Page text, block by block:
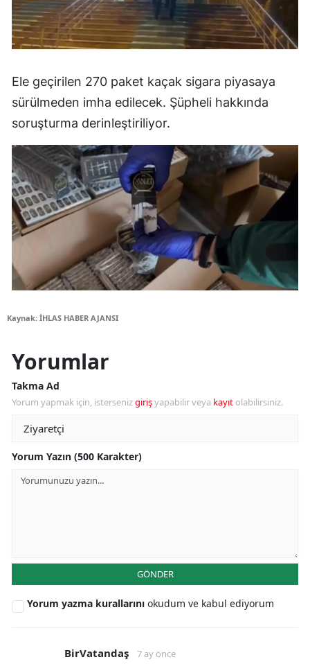
Ele geçirilen 270 paket kaçak sigara piyasaya
sürülmeden imha edilecek. Şüpheli hakkında
soruşturma derinleştiriliyor.
Kaynak: İHLAS HABER AJANSI
Yorumlar
Takma Ad
Yorum yapmak için, istersenizgirişyapabilir veya kayıt olabilirsiniz.
Yorum Yazın (500 Karakter)
GÖNDER
Yorum yazma kurallarını okudum ve kabul ediyorum
BirVatandaş 7 ay önce